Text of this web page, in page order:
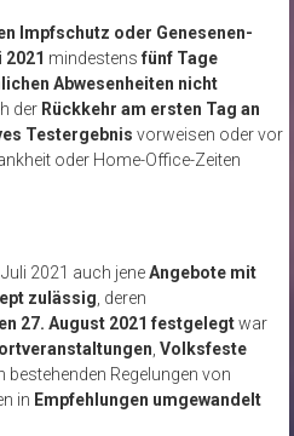
Impfschutz oder Genesenen-
mindestens fünf Tage
Abwesenheiten nicht
der Rückkehr am ersten Tag an
Testergebnis vorweisen oder vor
oder Home-Office-Zeiten
2021 auch jeneAngebote mit
zulässig , deren
27. August 2021 festgelegtwar
Volksfeste
bestehenden Regelungen von
in Empfehlungen umgewandelt